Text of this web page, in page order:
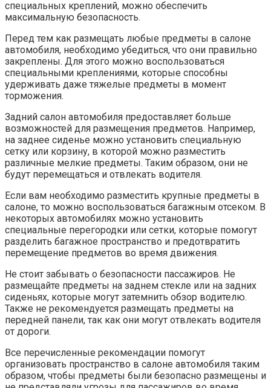
специальных креплений, можно обеспечить
максимальную безопасность.
Перед тем как размещать любые предметы в салоне
автомобиля, необходимо убедиться, что они правильно
закреплены. Для этого можно воспользоваться
специальными креплениями, которые способны
удерживать даже тяжелые предметы в момент
торможения.
Задний салон автомобиля предоставляет больше
возможностей для размещения предметов. Например,
на заднее сиденье можно установить специальную
сетку или корзину, в которой можно разместить
различные мелкие предметы. Таким образом, они не
будут перемещаться и отвлекать водителя.
Если вам необходимо разместить крупные предметы в
салоне, то можно воспользоваться багажным отсеком. В
некоторых автомобилях можно установить
специальные перегородки или сетки, которые помогут
разделить багажное пространство и предотвратить
перемещение предметов во время движения.
Не стоит забывать о безопасности пассажиров. Не
размещайте предметы на заднем стекле или на задних
сиденьях, которые могут затемнить обзор водителю.
Также не рекомендуется размещать предметы на
передней панели, так как они могут отвлекать водителя
от дороги.
Все перечисленные рекомендации помогут
организовать пространство в салоне автомобиля таким
образом, чтобы предметы были безопасно размещены и